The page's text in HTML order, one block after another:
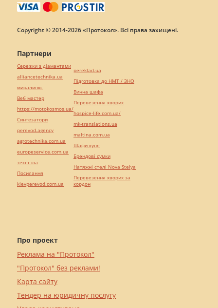
Copyright © 2014-2026 «Протокол». Всі права захищені.
Про проект
Реклама на "Протокол"
"Протокол" без реклами!
Карта сайту
Тендер на юридичну послугу
Партнери
Сережки з діамантами
alliancetechnika.ua
миралинкс
Веб мастер
https://motokosmos.ua/
Синтезатори
perevod.agency
agrotechnika.com.ua
europeservice.com.ua
текст юа
Посилання
kievperevod.com.ua
pereklad.ua
Підготовка до НМТ / ЗНО
Винна шафа
Перевезення хворих
hospice-life.com.ua/
mk-translations.ua
maltina.com.ua
Шафи купе
Брендові сумки
Натяжні стелі Nova Stelya
Перевезення хворих за
кордон